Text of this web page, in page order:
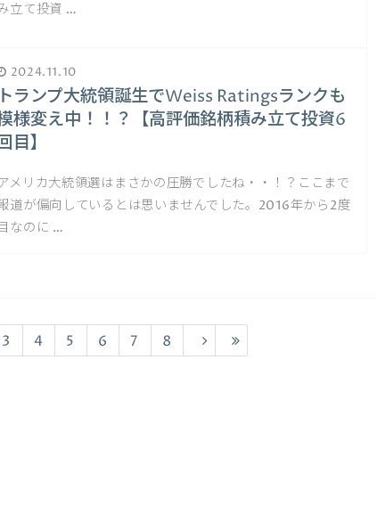
立て投資 …
2024.11.10
トランプ大統領誕生でWeiss Ratingsランクも
様変え中！！？【高評価銘柄積み立て投資6
回目】
メリカ大統領選はまさかの圧勝でしたね・・！？ここまで
道が偏向しているとは思いませんでした。2016年から2度
なのに …
3 4 5 6 7 8